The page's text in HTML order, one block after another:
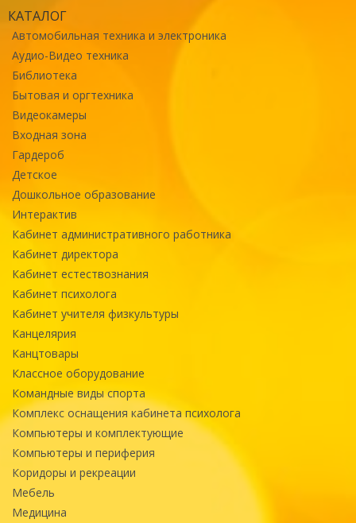
КАТАЛОГ
Автомобильная техника и электроника
Аудио-Видео техника
Библиотека
Бытовая и оргтехника
Видеокамеры
Входная зона
Гардероб
Детское
Дошкольное образование
Интерактив
Кабинет административного работника
Кабинет директора
Кабинет естествознания
Кабинет психолога
Кабинет учителя физкультуры
Канцелярия
Канцтовары
Классное оборудование
Командные виды спорта
Комплекс оснащения кабинета психолога
Компьютеры и комплектующие
Компьютеры и периферия
Коридоры и рекреации
Мебель
Медицина